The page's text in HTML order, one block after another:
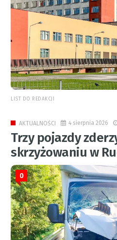
LIST DO REDAKCJI
AKTUALNOŚCI 4 sierpnia 2026
Trzy pojazdy
skrzyżowaniu w
0